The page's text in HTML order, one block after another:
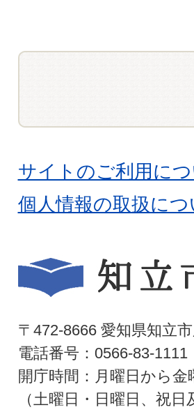
サイトのご利用に
個人情報の取扱につ
〒472-8666 愛知県知立
電話番号：0566-83-1111
開庁時間：月曜日から
（土曜日・日曜日、祝